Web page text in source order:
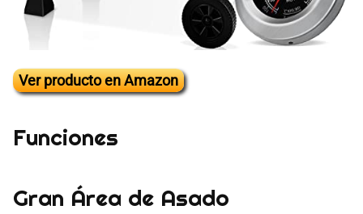
Ver producto en Amazon
Funciones
Gran Área de Asado